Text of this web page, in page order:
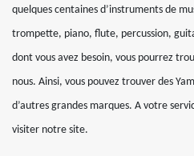
quelques centaines d’instruments de
trompette, piano, flute, percussion,
dont vous avez besoin, vous pourrez
nous. Ainsi, vous pouvez trouver des
d’autres grandes marques. A votre
visiter notre site.